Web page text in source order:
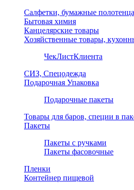
Салфетки, бумажные
Бытовая химия
Канцелярские товары
Хозяйственные товары,
ЧекЛистКлиента
СИЗ, Спецодежда
Подарочная Упаковка
Подарочные пакеты
Товары для баров, специи в
Пакеты
Пакеты с ручками
Пакеты фасовочные
Пленки
Контейнер пищевой